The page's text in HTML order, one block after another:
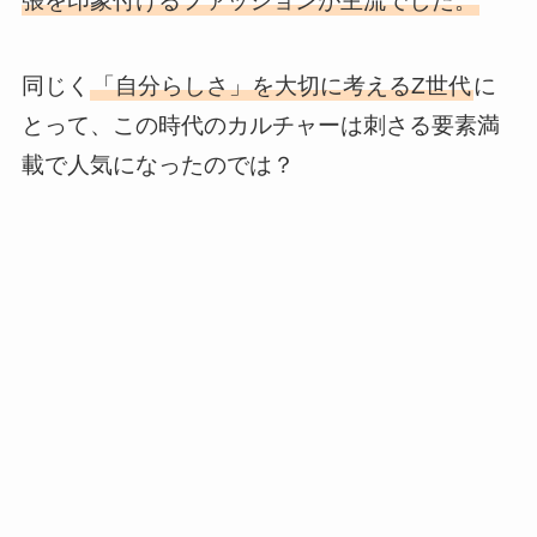
同じく 「自分らしさ」を大切に考えるZ世代に
とって、この時代のカルチャーは刺さる要素満
載で人気になったのでは？